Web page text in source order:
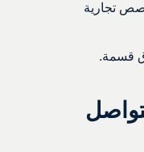
تجارية
قسمة.